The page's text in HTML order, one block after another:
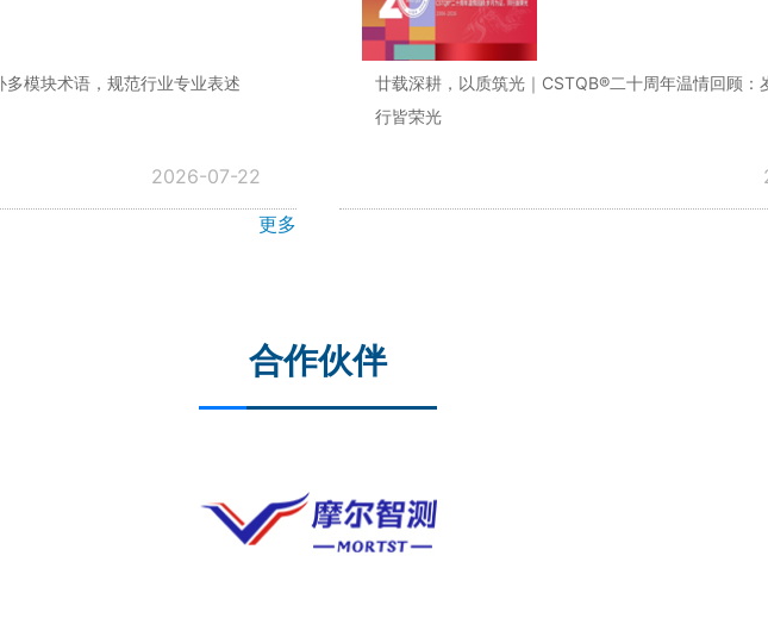
模块术语，规范行业专业表述
2026-07-22
更多
廿载深耕，以质筑光｜CSTQB®二十周年温情回顾：
行皆荣光
合作伙伴